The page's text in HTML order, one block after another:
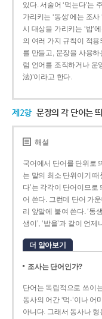
있다. 서술어 ‘먹는다’는
가리키는 ‘동생’에는 조사
시 대상을 가리키는 ‘밥’
의 여러 가지 규칙이 적
를 만들고, 문장을 사용
럼 언어를 조직하거나 운
法)’이라고 한다.
제2항 문장의 각 단어는
해설
국어에서 단어를 단위로
는 말의 최소 단위이기 때
다’는 각각이 단어이므로
어 쓴다. 그런데 단어 가
리 앞말에 붙여 쓴다. ‘동
생이’, ‘밥을’과 같이 언
더 알아보기
조사는 단어인가?
단어는 독립적으로 쓰이
동사의 어간 ‘먹-­’이나 어
아니다. 그래서 동사나